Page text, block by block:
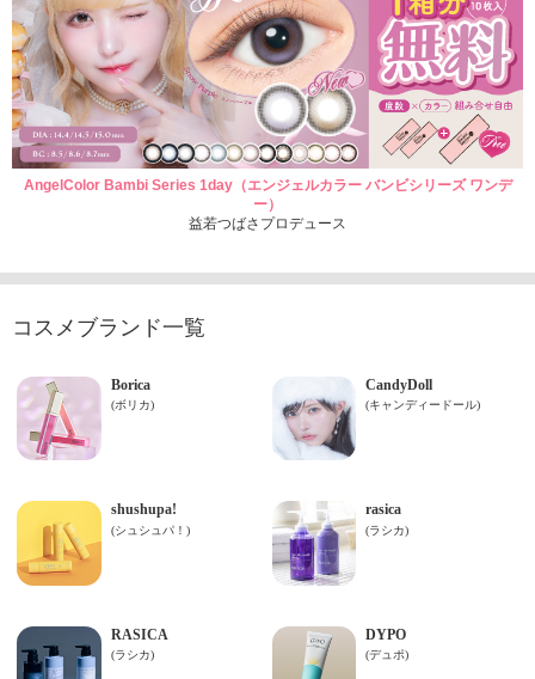
AngelColor Bambi Series 1day（エンジェルカラー バンビシリーズ ワンデ
ー）
益若つばさプロデュース
コスメブランド一覧